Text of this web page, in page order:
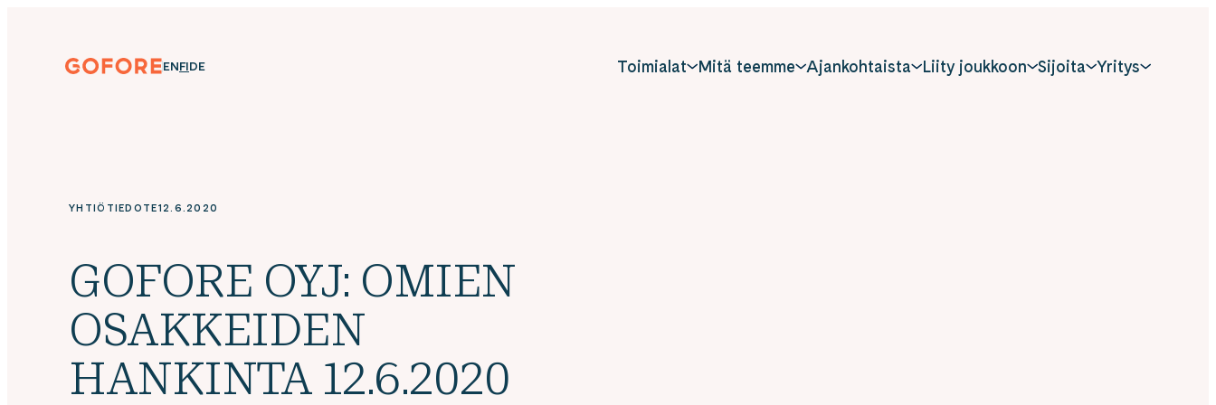
sisältöönGofore
digitalization.
ENGLISH
ENSUOMI
FIDEUTSCH
DE Toimialat Mitä teemme Ajankohtaista Liity joukkoon Sijoita Yritys
YHTIÖTIEDOTE12.6.2020
GOFORE OYJ: OMIEN
OSAKKEIDEN
HANKINTA 12.6.2020